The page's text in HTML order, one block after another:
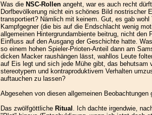
Was die NSC-Rollenangeht, war es auch recht
Dorfbevölkerung nicht ein schönes Bild nostrischer
transportiert? Nämlich mit keinem. Gut, es gab
Kampfgegner (die bis auf die Endschlacht wenig
allgemeinen Hintergrundambiente beitrug, nicht
Einfluss auf den Ausgang der Geschichte hatte.
so einem hohen Spieler-Prioten-Anteil dann am
dicken Macker raushängen lässt, wahllos Leute
auf Eis legt und sich jede Mühe gibt, das behutsam
stereotypem und kontraproduktivem Verhalten
auftauchen zu lassen?
Abgesehen von diesen allgemeinen
Das zwölfgöttliche Ritual . Ich dachte irgendwie,